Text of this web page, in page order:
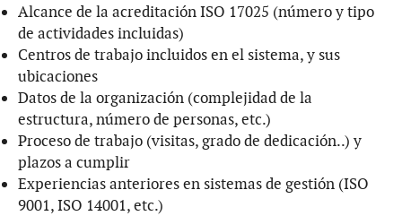
Alcance de la acreditación ISO 17025 (número y tipo
de actividades incluidas)
Centros de trabajo incluidos en el sistema, y sus
ubicaciones
Datos de la organización (complejidad de la
estructura, número de personas, etc.)
Proceso de trabajo (visitas, grado de dedicación..) y
plazos a cumplir
Experiencias anteriores en sistemas de gestión (ISO
9001, ISO 14001, etc.)